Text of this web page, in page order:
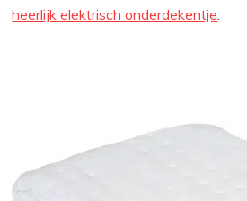
heerlijk elektrisch onderdekentje: